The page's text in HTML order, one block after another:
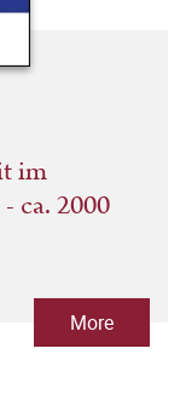
im
ca. 2000
More